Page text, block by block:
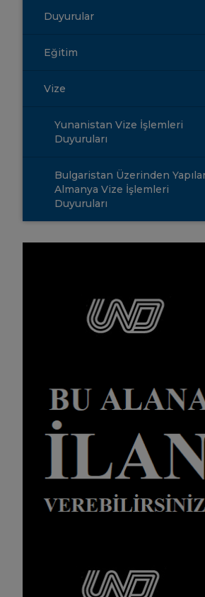
Duyurular
Eğitim
Vize
Yunanistan Vize İşlemleri
Duyuruları
Bulgaristan Üzerinden
Almanya Vize İşlemleri
Duyuruları